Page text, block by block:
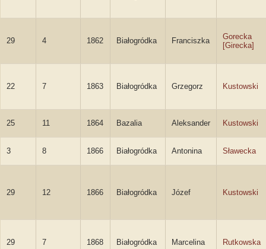
29 4 1862 Białogródka Franciszka
Gorecka
[Girecka]
22 7 1863 Białogródka Grzegorz Kustowski
25 11 1864 Bazalia Aleksander Kustowski
3 8 1866 Białogródka Antonina Sławecka
29 12 1866 Białogródka Józef Kustowski
29 7 1868 Białogródka Marcelina Rutkowska